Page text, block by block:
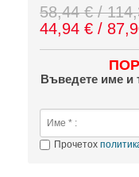
58,44 € /
44,94 € /
Въведете име и
Прочетох